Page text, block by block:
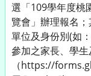
選「109學年度桃
覽會」辦理報名
單位及身份別(如
參加之家長、學
（https://